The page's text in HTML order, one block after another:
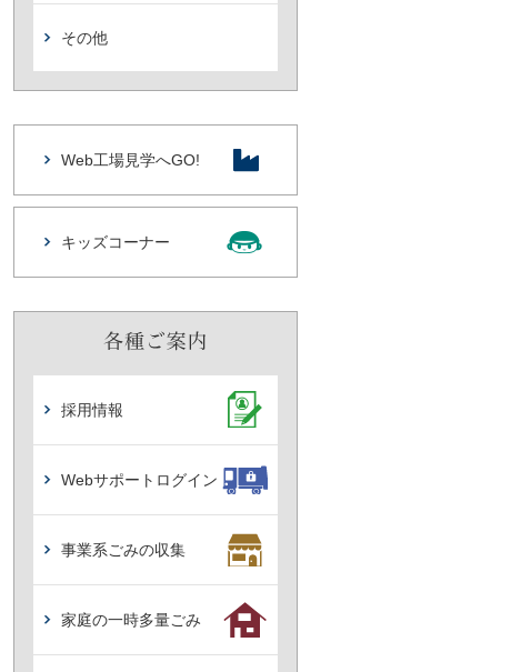
その他
Web工場見学へGO!
キッズコーナー
採用情報
Webサポートログイン
事業系ごみの収集
家庭の一時多量ごみ